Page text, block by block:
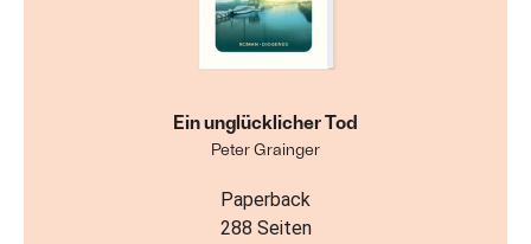
Ein unglücklicher Tod
Peter Grainger
Paperback
288 Seiten